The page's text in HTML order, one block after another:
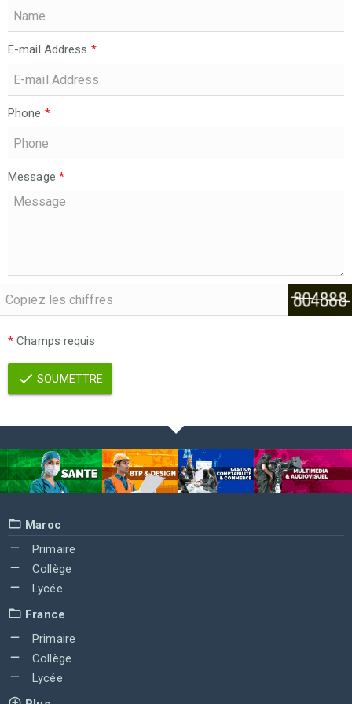
E-mail Address *
Phone *
Message *
* Champs requis
SOUMETTRE
Maroc
Primaire
Collège
Lycée
France
Primaire
Collège
Lycée